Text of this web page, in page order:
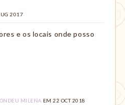
2017
e os locais onde posso
MILENA EM22 OCT 2018